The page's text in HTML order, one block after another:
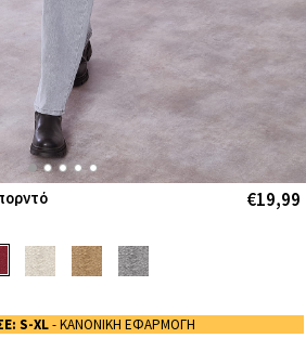
€19,99
S-XL- ΚΑΝΟΝΙΚΗ ΕΦΑΡΜΟΓΗ